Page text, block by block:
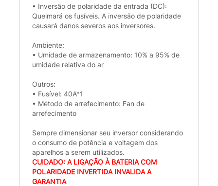
• Inversão de polaridade da entrada (DC):
Queimará os fusíveis. A inversão de polaridade
causará danos severos aos inversores.
Ambiente:
• Umidade de armazenamento: 10% a 95% de
umidade relativa do ar
Outros:
• Fusível: 40A*1
• Método de arrefecimento: Fan de
arrefecimento
Sempre dimensionar seu inversor considerando
o consumo de potência e voltagem dos
aparelhos a serem utilizados.
CUIDADO: A LIGAÇÃO À BATERIA COM
POLARIDADE INVERTIDA INVALIDA A
GARANTIA